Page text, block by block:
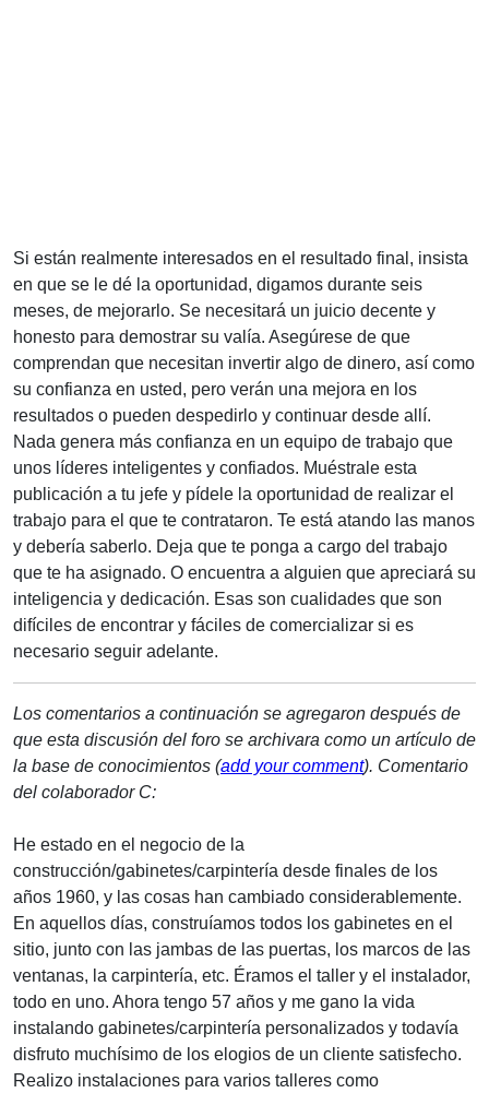
Si están realmente interesados en el resultado final, insista
en que se le dé la oportunidad, digamos durante seis
meses, de mejorarlo. Se necesitará un juicio decente y
honesto para demostrar su valía. Asegúrese de que
comprendan que necesitan invertir algo de dinero, así como
su confianza en usted, pero verán una mejora en los
resultados o pueden despedirlo y continuar desde allí.
Nada genera más confianza en un equipo de trabajo que
unos líderes inteligentes y confiados. Muéstrale esta
publicación a tu jefe y pídele la oportunidad de realizar el
trabajo para el que te contrataron. Te está atando las manos
y debería saberlo. Deja que te ponga a cargo del trabajo
que te ha asignado. O encuentra a alguien que apreciará su
inteligencia y dedicación. Esas son cualidades que son
difíciles de encontrar y fáciles de comercializar si es
necesario seguir adelante.
Los comentarios a continuación se agregaron después de
que esta discusión del foro se archivara como un artículo de
la base de conocimientos (add your comment). Comentario
del colaborador C:
He estado en el negocio de la
construcción/gabinetes/carpintería desde finales de los
años 1960, y las cosas han cambiado considerablemente.
En aquellos días, construíamos todos los gabinetes en el
sitio, junto con las jambas de las puertas, los marcos de las
ventanas, la carpintería, etc. Éramos el taller y el instalador,
todo en uno. Ahora tengo 57 años y me gano la vida
instalando gabinetes/carpintería personalizados y todavía
disfruto muchísimo de los elogios de un cliente satisfecho.
Realizo instalaciones para varios talleres como